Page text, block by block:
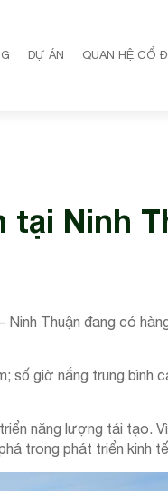
DỰ ÁN QUAN HỆ CỔ
Ninh
Thuận đang có
giờ nắng trung bình
năng lượng tái tạo.
trong phát triển kinh